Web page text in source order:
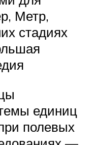
Метр,
стадиях
единиц
полевых